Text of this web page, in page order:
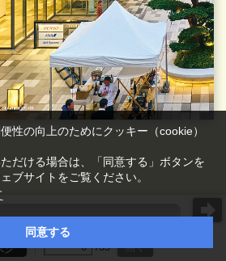
性の向上のためにクッキー（cookie）
だける場合は、「同意する」ボタンを
ブサイトをご覧ください。
同意する
ン
ページ番号を入力
/35 開く